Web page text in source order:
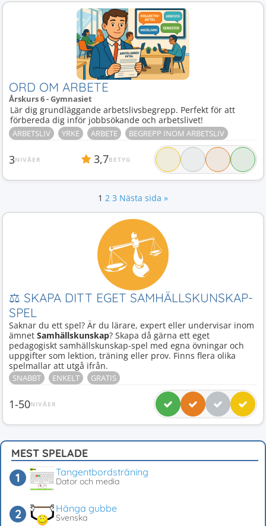
ORD OM ARBETE
Årskurs 6 - Gymnasiet
Lär dig grundläggande arbetslivsbegrepp. Perfekt för att
förbereda dig inför jobbsökande och arbetslivet!
ARBETSLIV YRKE ARBETE BEGREPP INOM ARBETSLIV
3NIVÅER 3,7BETYG
1 2 3 Nästa sida »
⚖ SKAPA DITT EGET SAMHÄLLSKUNSKAP-
SPEL
Saknar du ett spel? Är du lärare, expert eller undervisar inom
ämnet Samhällskunskap? Skapa då gärna ett eget
pedagogiskt samhällskunskap-spel med egna övningar och
uppgifter som lektion, träning eller prov. Finns flera olika
spelmallar att utgå ifrån.
SNABBT ENKELT GRATIS
1-50NIVÅER
MEST SPELADE
Tangentbordsträning
Dator och media
Hänga gubbe
Svenska